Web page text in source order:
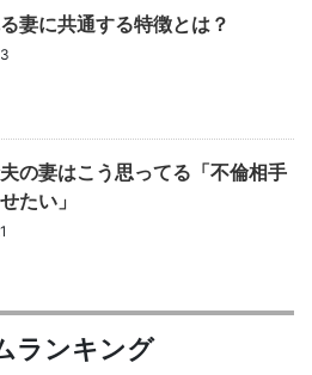
妻に共通する特徴とは？
の妻はこう思ってる「不倫相手
たい」
ランキング